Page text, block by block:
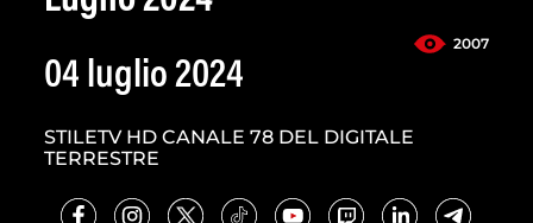
2007
04 luglio 2024
STILETV HD CANALE 78 DEL DIGITALE
TERRESTRE